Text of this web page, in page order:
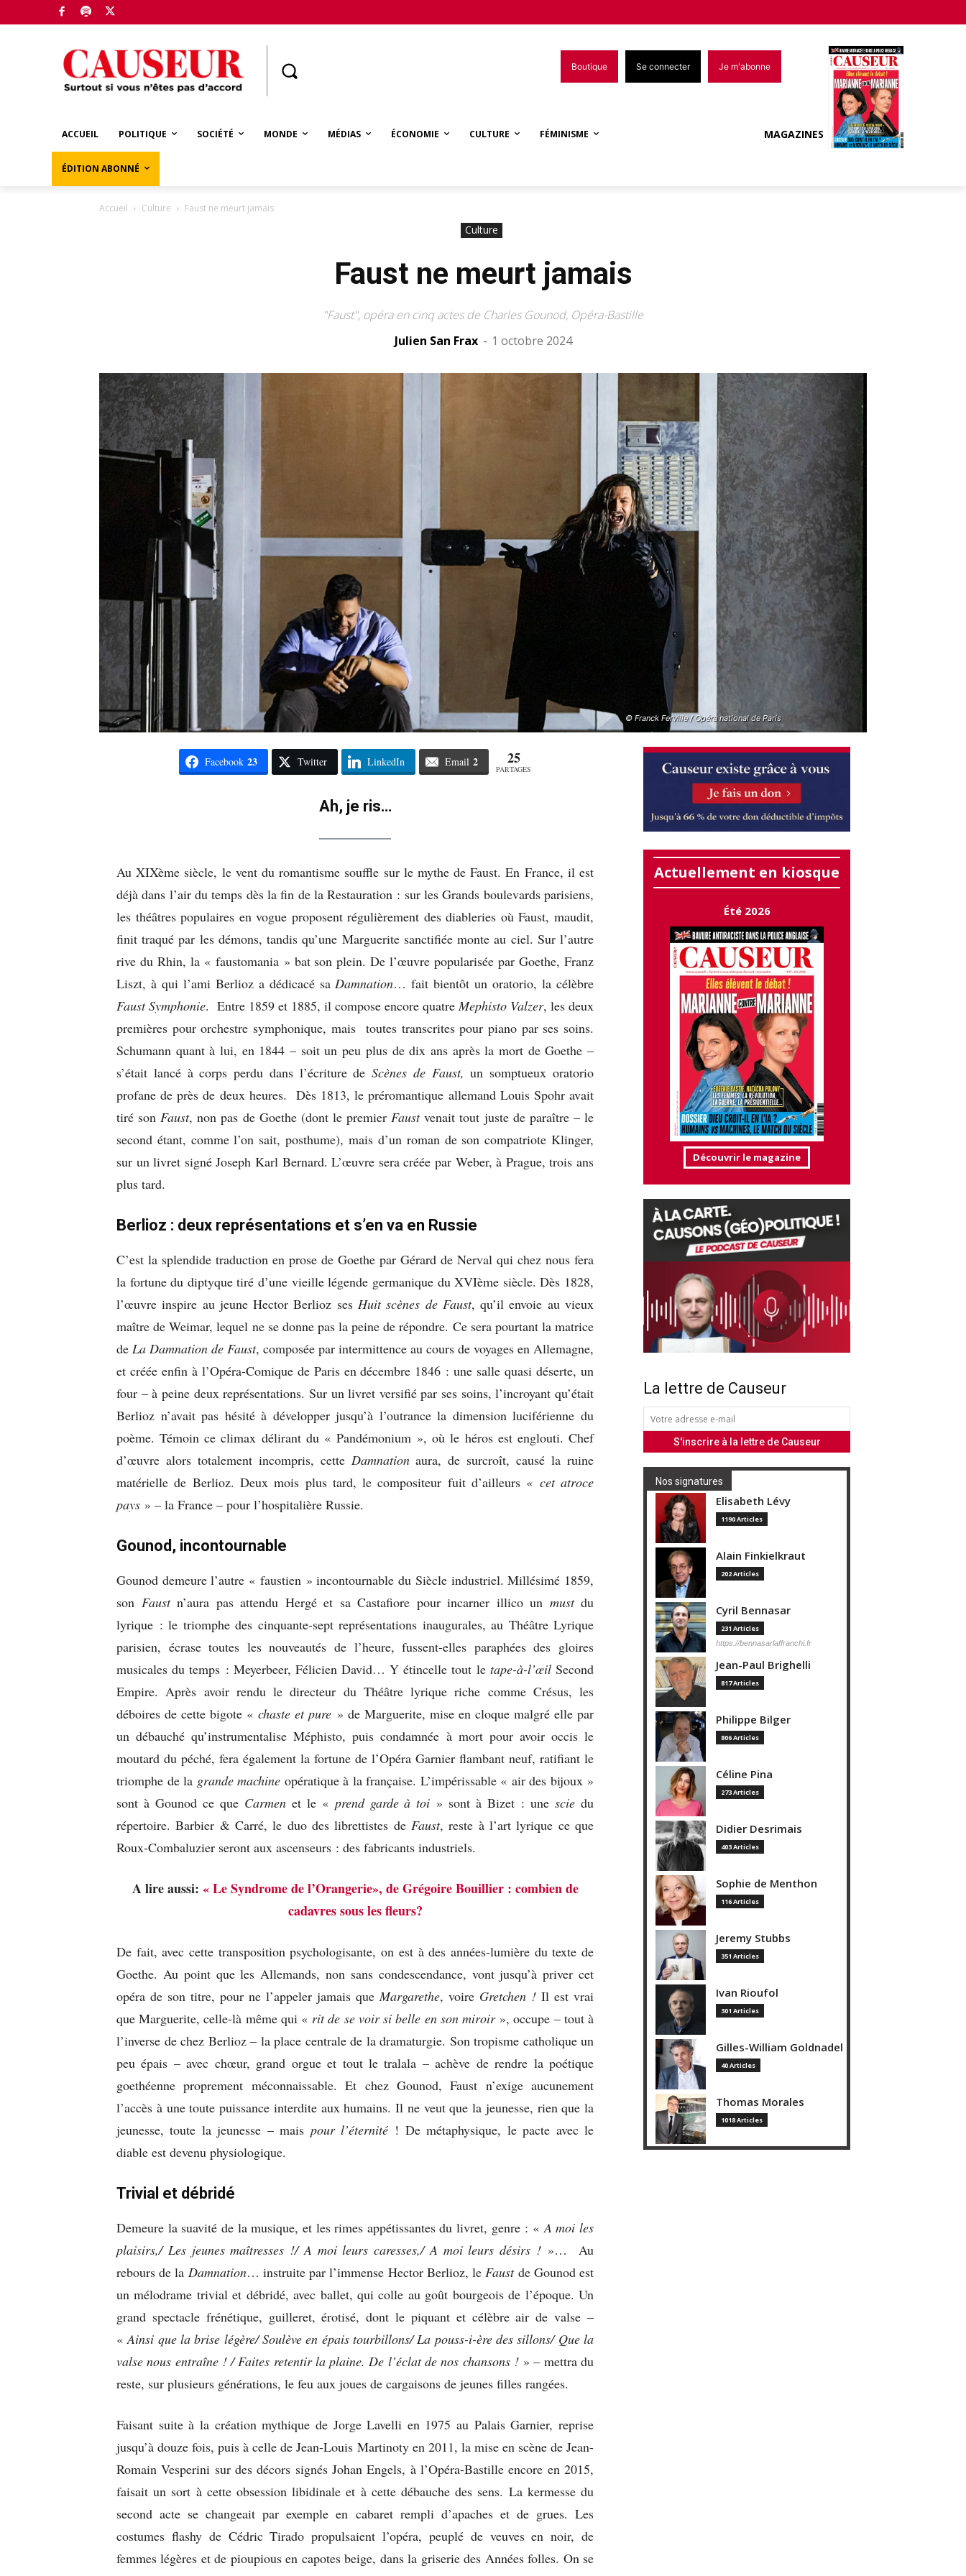
Boutique Se connecter Je m'abonne
ACCUEIL POLITIQUE SOCIÉTÉ MONDE MÉDIAS ÉCONOMIE CULTURE FÉMINISME
ÉDITION ABONNÉ
MAGAZINES
Accueil Culture Faust ne meurt jamais
Culture
Faust ne meurt jamais
"Faust", opéra en cinq actes de Charles Gounod, Opéra-Bastille
Julien San Frax - 1 octobre 2024
© Franck Ferville / Opéra national de Paris
Facebook 23 Twitter LinkedIn Email 2 25
PARTAGES
Ah, je ris…
Au XIXème siècle, le vent du romantisme souffle sur le mythe de Faust. En France, il est
déjà dans l’air du temps dès la fin de la Restauration : sur les Grands boulevards parisiens,
les théâtres populaires en vogue proposent régulièrement des diableries où Faust, maudit,
finit traqué par les démons, tandis qu’une Marguerite sanctifiée monte au ciel. Sur l’autre
rive du Rhin, la « faustomania » bat son plein. De l’œuvre popularisée par Goethe, Franz
Liszt, à qui l’ami Berlioz a dédicacé saDamnation… fait bientôt un oratorio, la célèbre
Faust Symphonie. Entre 1859 et 1885, il compose encore quatreMephisto Valzer, les deux
premières pour orchestre symphonique, mais toutes transcrites pour piano par ses soins.
Schumann quant à lui, en 1844 – soit un peu plus de dix ans après la mort de Goethe –
s’était lancé à corps perdu dans l’écriture deScènes de Faust,un somptueux oratorio
profane de près de deux heures. Dès 1813, le préromantique allemand Louis Spohr avait
tiré sonFaust, non pas de Goethe (dont le premierFaustvenait tout juste de paraître – le
second étant, comme l’on sait, posthume), mais d’un roman de son compatriote Klinger,
sur un livret signé Joseph Karl Bernard. L’œuvre sera créée par Weber, à Prague, trois ans
plus tard.
Berlioz : deux représentations et s’en va en Russie
C’est la splendide traduction en prose de Goethe par Gérard de Nerval qui chez nous fera
la fortune du diptyque tiré d’une vieille légende germanique du XVIème siècle. Dès 1828,
l’œuvre inspire au jeune Hector Berlioz ses Huit scènes de Faust, qu’il envoie au vieux
maître de Weimar, lequel ne se donne pas la peine de répondre. Ce sera pourtant la matrice
de La Damnation de Faust, composée par intermittence au cours de voyages en Allemagne,
et créée enfin à l’Opéra-Comique de Paris en décembre 1846 : une salle quasi déserte, un
four – à peine deux représentations. Sur un livret versifié par ses soins, l’incroyant qu’était
Berlioz n’avait pas hésité à développer jusqu’à l’outrance la dimension luciférienne du
poème. Témoin ce climax délirant du « Pandémonium », où le héros est englouti. Chef
d’œuvre alors totalement incompris, cette Damnationaura, de surcroît, causé la ruine
matérielle de Berlioz. Deux mois plus tard, le compositeur fuit d’ailleurs « cet atroce
pays » – la France – pour l’hospitalière Russie.
Gounod, incontournable
Gounod demeure l’autre « faustien » incontournable du Siècle industriel. Millésimé 1859,
son Faustn’aura pas attendu Hergé et sa Castafiore pour incarner illico un mustdu
lyrique : le triomphe des cinquante-sept représentations inaugurales, au Théâtre Lyrique
parisien, écrase toutes les nouveautés de l’heure, fussent-elles paraphées des gloires
musicales du temps : Meyerbeer, Félicien David… Y étincelle tout le tape-à-l’œilSecond
Empire. Après avoir rendu le directeur du Théâtre lyrique riche comme Crésus, les
déboires de cette bigote «chaste et pure » de Marguerite, mise en cloque malgré elle par
un débauché qu’instrumentalise Méphisto, puis condamnée à mort pour avoir occis le
moutard du péché, fera également la fortune de l’Opéra Garnier flambant neuf, ratifiant le
triomphe de la grande machine opératique à la française. L’impérissable « air des bijoux »
sont à Gounod ce que Carmenet le « prend garde à toi » sont à Bizet : unescie du
répertoire. Barbier & Carré, le duo des librettistes de Faust, reste à l’art lyrique ce que
Roux-Combaluzier seront aux ascenseurs : des fabricants industriels.
A lire aussi: « Le Syndrome de l’Orangerie», de Grégoire Bouillier : combien de
cadavres sous les fleurs?
De fait, avec cette transposition psychologisante, on est à des années-lumière du texte de
Goethe. Au point que les Allemands, non sans condescendance, vont jusqu’à priver cet
opéra de son titre, pour ne l’appeler jamais queMargarethe, voire Gretchen ! Il est vrai
que Marguerite, celle-là même qui « rit de se voir si belle en son miroir», occupe – tout à
l’inverse de chez Berlioz – la place centrale de la dramaturgie. Son tropisme catholique un
peu épais – avec chœur, grand orgue et tout le tralala – achève de rendre la poétique
goethéenne proprement méconnaissable. Et chez Gounod, Faust n’exige aucunement
l’accès à une toute puissance interdite aux humains. Il ne veut que la jeunesse, rien que la
jeunesse, toute la jeunesse – mais pour l’éternité ! De métaphysique, le pacte avec le
diable est devenu physiologique.
Trivial et débridé
Demeure la suavité de la musique, et les rimes appétissantes du livret, genre : «A moi les
plaisirs,/ Les jeunes maîtresses !/ A moi leurs caresses,/ A moi leurs désirs !»… Au
rebours de la Damnation… instruite par l’immense Hector Berlioz, leFaustde Gounod est
un mélodrame trivial et débridé, avec ballet, qui colle au goût bourgeois de l’époque. Un
grand spectacle frénétique, guilleret, érotisé, dont le piquant et célèbre air de valse –
«Ainsi que la brise légère/ Soulève en épais tourbillons/ La pouss-i-ère des sillons/ Que la
valse nous entraîne ! / Faites retentir la plaine. De l’éclat de nos chansons !» – mettra du
reste, sur plusieurs générations, le feu aux joues de cargaisons de jeunes filles rangées.
Faisant suite à la création mythique de Jorge Lavelli en 1975 au Palais Garnier, reprise
jusqu’à douze fois, puis à celle de Jean-Louis Martinoty en 2011, la mise en scène de Jean-
Romain Vesperini sur des décors signés Johan Engels, à l’Opéra-Bastille encore en 2015,
faisait un sort à cette obsession libidinale et à cette débauche des sens. La kermesse du
second acte se changeait par exemple en cabaret rempli d’apaches et de grues. Les
costumes flashy de Cédric Tirado propulsaient l’opéra, peuplé de veuves en noir, de
femmes légères et de pioupious en capotes beige, dans la griserie des Années folles. On se
Actuellement en kiosque
Été 2026
Découvrir le magazine
La lettre de Causeur
Nos signatures
Elisabeth Lévy
1190 Articles
Alain Finkielkraut
202 Articles
Cyril Bennasar
231 Articles
https://bennasarlaffranchi.fr
Jean-Paul Brighelli
817 Articles
Philippe Bilger
806 Articles
Céline Pina
273 Articles
Didier Desrimais
403 Articles
Sophie de Menthon
116 Articles
Jeremy Stubbs
351 Articles
Ivan Rioufol
301 Articles
Gilles-William Goldnadel
40 Articles
Thomas Morales
1018 Articles